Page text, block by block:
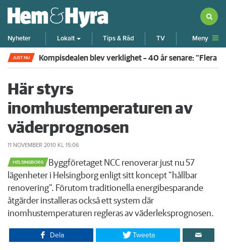
Nyheter Lokalt Tips & Råd TV Meny
JUST NU Kompisdealen blev verklighet – 40 år senare: "Flera
Här styrs
inomhustemperaturen av
väderprognosen
11 NOVEMBER 2010 KL 15:06
HELSINGBORG
​Byggföretaget NCC renoverar just nu 57
lägenheter i Helsingborg enligt sitt koncept "hållbar
renovering". Förutom traditionella energibesparande
åtgärder installeras också ett system där
inomhustemperaturen regleras av väderleksprognosen.
Dela Tweeta